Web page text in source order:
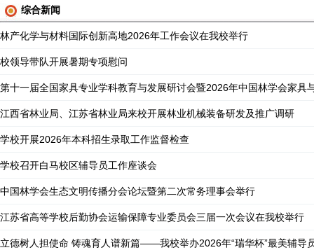
综合新闻
林产化学与材料国际创新高地2026年工作会议在我校举行
校领导带队开展暑期专项慰问
第十一届全国家具专业学科教育与发展研讨会暨2026年中国林学会家具
江西省林业局、江苏省林业局来校开展林业机械装备研发及推广调研
学校开展2026年本科招生录取工作监督检查
学校召开白马校区辅导员工作座谈会
中国林学会生态文明传播分会论坛暨第二次常务理事会举行
江苏省高等学校后勤协会运输保障专业委员会三届一次会议在我校举行
立德树人担使命 铸魂育人谱新篇——我校举办2026年“瑞华杯”最美辅导